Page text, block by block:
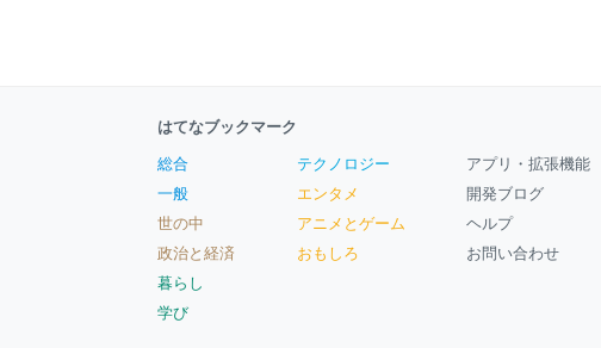
はてなブックマーク
総合
一般
世の中
政治と経済
暮らし
学び
テクノロジー
エンタメ
アニメとゲーム
おもしろ
アプリ・拡張機能
開発ブログ
ヘルプ
お問い合わせ